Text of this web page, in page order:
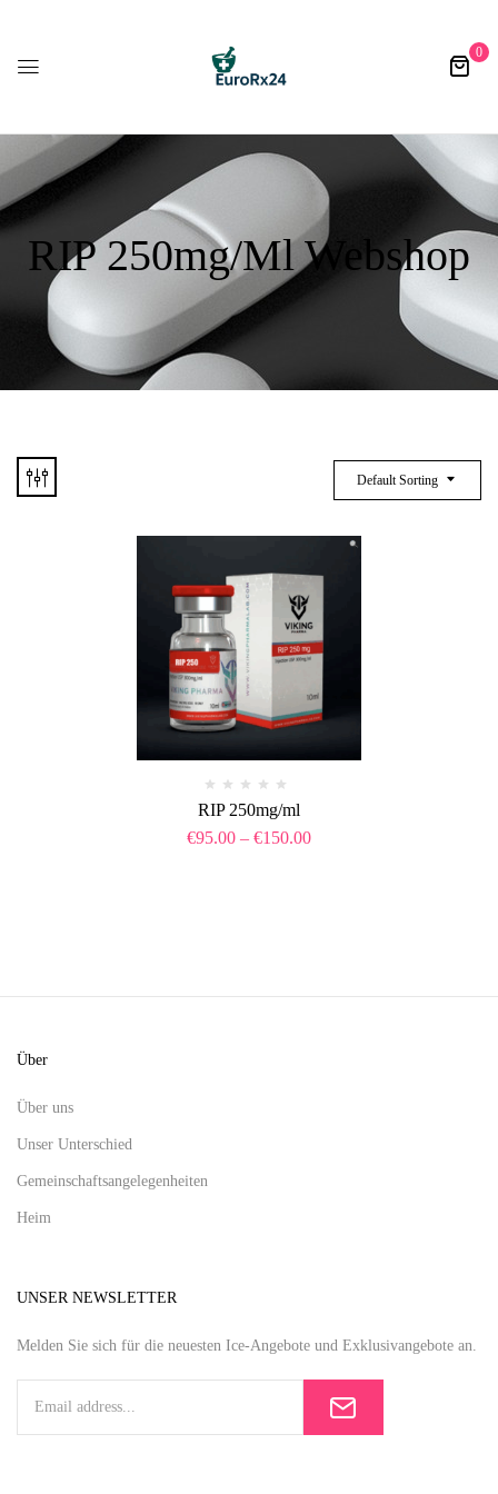
0
RIP 250mg/ml Webshop
Default Sorting
RIP 250mg/ml
€95.00 – €150.00
Über
Über uns
Unser Unterschied
Gemeinschaftsangelegenheiten
Heim
UNSER NEWSLETTER
Melden Sie sich für die neuesten Ice-Angebote und Exklusivangebote an.